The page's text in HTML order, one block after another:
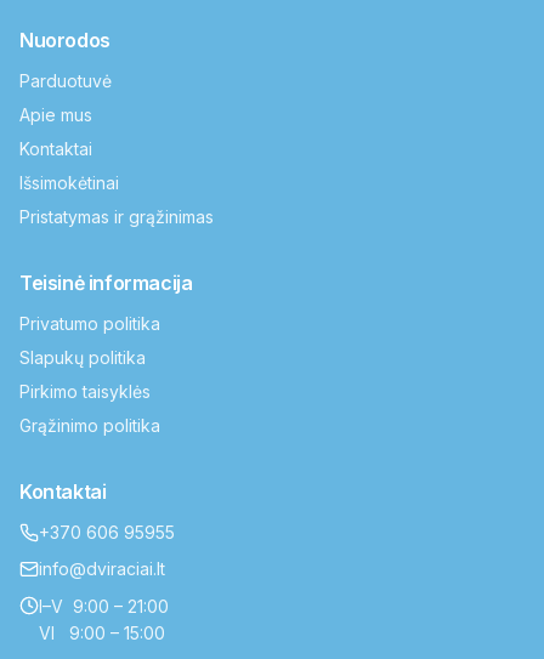
Nuorodos
Parduotuvė
Apie mus
Kontaktai
Išsimokėtinai
Pristatymas ir grąžinimas
Teisinė informacija
Privatumo politika
Slapukų politika
Pirkimo taisyklės
Grąžinimo politika
Kontaktai
+370 606 95955
info@dviraciai.lt
I–V 9:00 – 21:00
VI 9:00 – 15:00